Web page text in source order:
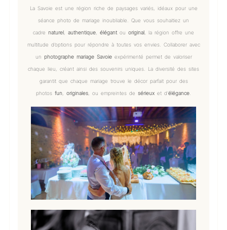
La Savoie est une région riche de paysages variés, idéaux pour une
séance photo de mariage inoubliable. Que vous souhaitiez un
cadre naturel, authentique, élégantou original, la région offre une
multitude d’options pour répondre à toutes vos envies. Collaborer avec
un photographe mariage Savoieexpérimenté permet de valoriser
chaque lieu, créant ainsi des souvenirs uniques. La diversité des sites
garantit que chaque mariage trouve le décor parfait pour des
photos fun, originales, ou empreintes de sérieux et d’élégance.